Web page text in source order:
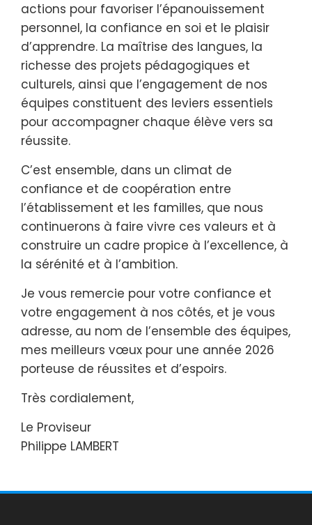
actions pour favoriser l’épanouissement
personnel, la confiance en soi et le plaisir
d’apprendre. La maîtrise des langues, la
richesse des projets pédagogiques et
culturels, ainsi que l’engagement de nos
équipes constituent des leviers essentiels
pour accompagner chaque élève vers sa
réussite.
C’est ensemble, dans un climat de
confiance et de coopération entre
l’établissement et les familles, que nous
continuerons à faire vivre ces valeurs et à
construire un cadre propice à l’excellence, à
la sérénité et à l’ambition.
Je vous remercie pour votre confiance et
votre engagement à nos côtés, et je vous
adresse, au nom de l’ensemble des équipes,
mes meilleurs vœux pour une année 2026
porteuse de réussites et d’espoirs.
Très cordialement,
Le Proviseur
Philippe LAMBERT